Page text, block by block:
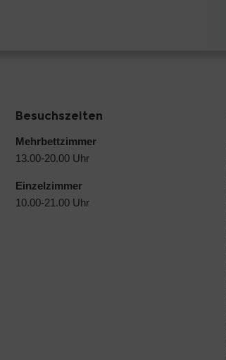
Besuchszeiten
Mehrbettzimmer
13.00-20.00 Uhr
Einzelzimmer
10.00-21.00 Uhr